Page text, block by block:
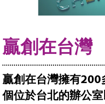
贏創在台灣
贏創在台灣擁有200
個位於台北的辦公